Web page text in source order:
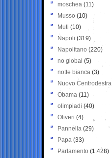
moschea (11)
Musso (10)
Muti (10)
Napoli (319)
Napolitano (220)
no global (5)
notte bianca (3)
Nuovo Centrodestra
Obama (11)
olimpiadi (40)
Oliveri (4)
Pannella (29)
Papa (33)
Parlamento (1.428)